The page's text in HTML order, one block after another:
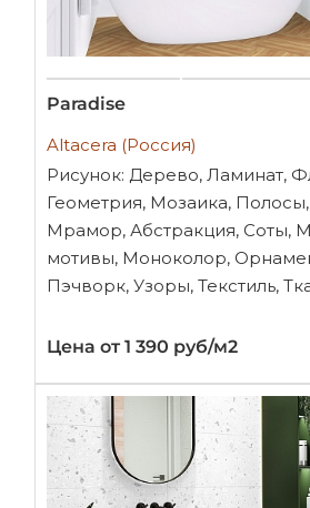
Paradise
Altacera (Россия)
Рисунок: Дерево, Ламинат,
Геометрия, Мозаика,
Мрамор, Абстракция, Соты,
мотивы, Моноколор,
Пэчворк, Узоры, Текстиль,
Цена от 1 390 руб/м2